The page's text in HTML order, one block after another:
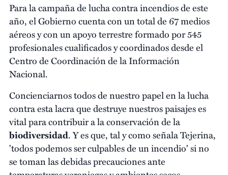
Para la campaña de lucha contra incendios de este
año, el Gobierno cuenta con un total de 67 medios
aéreos y con un apoyo terrestre formado por 545
profesionales cualificados y coordinados desde el
Centro de Coordinación de la Información
Nacional.
Concienciarnos todos de nuestro papel en la lucha
contra esta lacra que destruye nuestros paisajes es
vital para contribuir a la conservación de la
biodiversidad. Y es que, tal y como señala Tejerina,
'todos podemos ser culpables de un incendio' si no
se toman las debidas precauciones ante